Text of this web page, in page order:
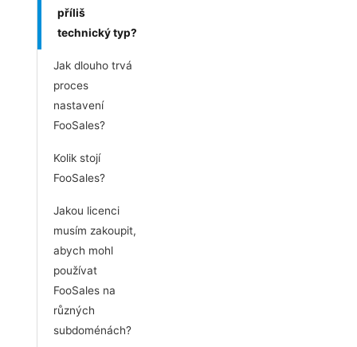
příliš
technický typ?
Jak dlouho trvá
proces
nastavení
FooSales?
Kolik stojí
FooSales?
Jakou licenci
musím zakoupit,
abych mohl
používat
FooSales na
různých
subdoménách?